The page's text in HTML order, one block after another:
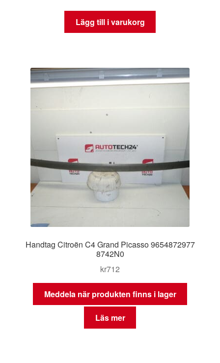
Lägg till i varukorg
Handtag Citroën C4 Grand Picasso 9654872977
8742N0
kr712
Meddela när produkten finns i lager
Läs mer